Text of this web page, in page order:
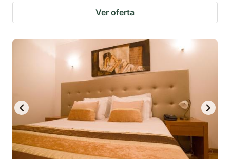
Ver oferta